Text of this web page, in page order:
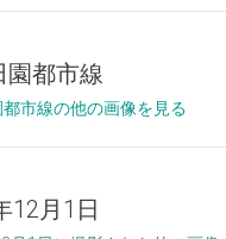
園都市線
市線の他の画像を見る
12月1日